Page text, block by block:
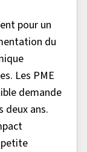
pour un
du
Les PME
demande
deux ans.
petite